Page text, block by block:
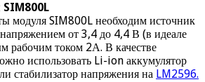
SIM800L
модуля SIM800L необходим источник
от 3,4 до 4,4 В (в идеале
рабочим током 2А. В качестве
использовать Li-ion аккумулятор
стабилизатор напряжения на LM2596.